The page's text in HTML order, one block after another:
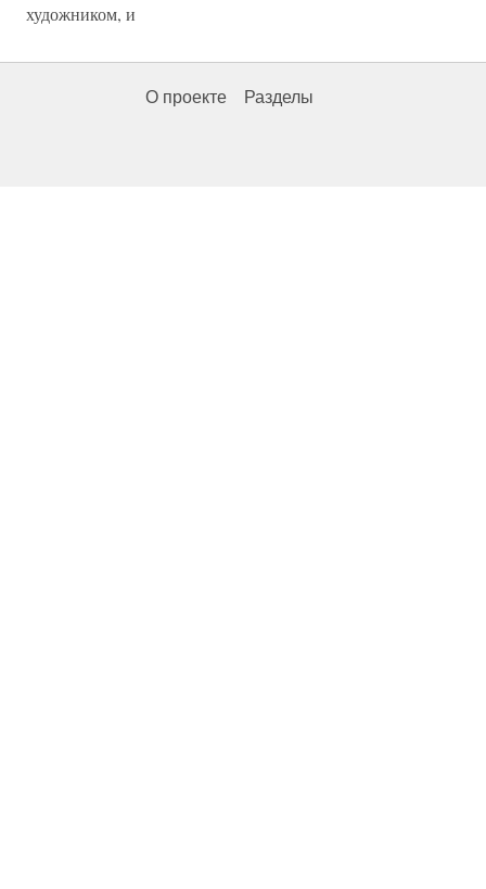
художником, и
О проекте Разделы